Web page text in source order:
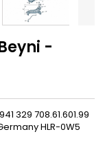
-
329 708.61.601.99
HLR-0W5